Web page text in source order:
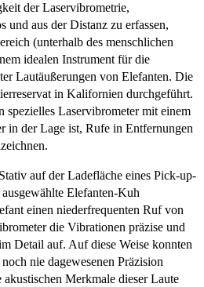
der Laservibrometrie,
und aus der Distanz zu erfassen,
(unterhalb des menschlichen
idealen Instrument für die
Lautäußerungen von Elefanten. Die
in Kalifornien durchgeführt.
spezielles Laservibrometer mit einem
in der Lage ist, Rufe in Entfernungen
auf der Ladefläche eines Pick-up-
Elefanten-Kuh
einen niederfrequenten Ruf von
die Vibrationen präzise und
Detail auf. Auf diese Weise konnten
nie dagewesenen Präzision
Merkmale dieser Laute